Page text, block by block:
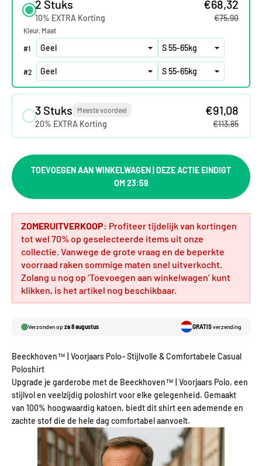
2 Stuks
10% EXTRA Korting
€68,32
€75,90
Kleur Maat
#1
#2
3 Stuks Meeste voordeel
20% EXTRA Korting
€91,08
€113,85
TOEVOEGEN AAN WINKELWAGEN | DEZE ACTIE EINDIGT
OM 23:59
ZOMERUITVERKOOP: Profiteer tijdelijk van kortingen
tot wel 70% op geselecteerde items uit onze
collectie. Vanwege de grote vraag en de beperkte
voorraad raken sommige maten snel uitverkocht.
Zolang u nog op ‘Toevoegen aan winkelwagen’ kunt
klikken, is het artikel nog beschikbaar.
Verzonden op za 8 augustus GRATISverzending
Beeckhoven™ | Voorjaars Polo– Stijlvolle & Comfortabele Casual
Poloshirt
Upgrade je garderobe met de Beeckhoven™ | Voorjaars Polo, een
stijlvol en veelzijdig poloshirt voor elke gelegenheid. Gemaakt
van 100% hoogwaardig katoen, biedt dit shirt een ademende en
zachte stof die de hele dag comfortabel aanvoelt.